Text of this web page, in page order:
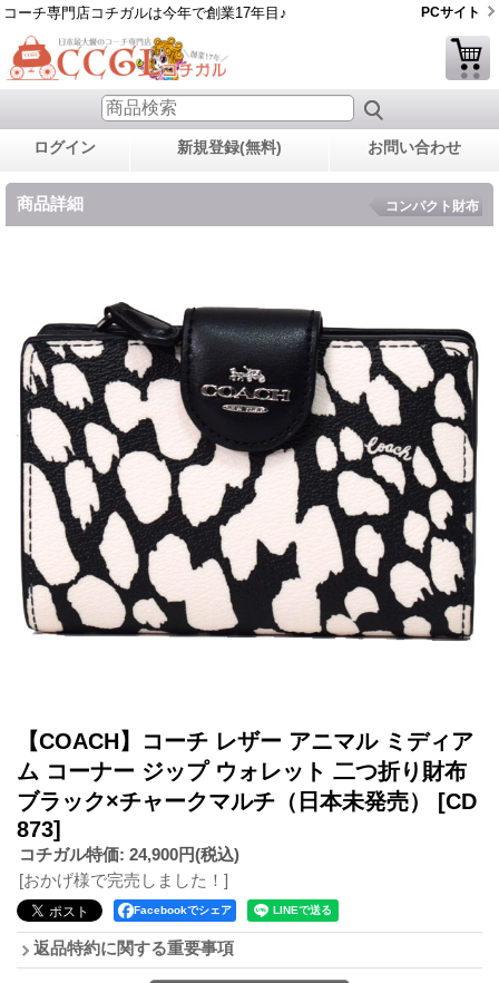
コーチ専門店コチガルは今年で創業17年目♪ PCサイト
ログイン 新規登録(無料) お問い合わせ
商品詳細 コンパクト財布
【COACH】コーチ レザー アニマル ミディア
ム コーナー ジップ ウォレット 二つ折り財布
ブラック×チャークマルチ（日本未発売） [CD
873]
コチガル特価: 24,900円(税込)
[おかげ様で完売しました！]
Facebookでシェア
返品特約に関する重要事項